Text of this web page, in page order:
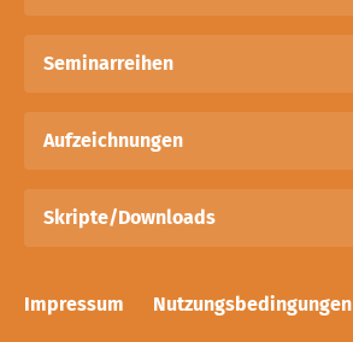
Seminarreihen
Aufzeichnungen
Skripte/Downloads
Impressum Nutzungsbedingungen